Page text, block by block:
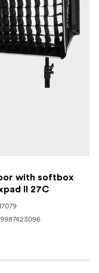
with softbox
II 27C